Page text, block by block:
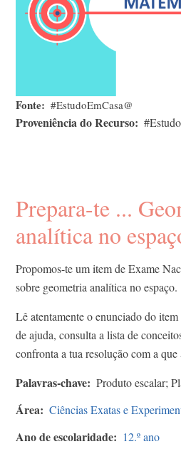
Fonte #EstudoEmCasa@
Proveniência do Recurso
Prepara-te ...
analítica no
Propomos-te um item de Exame
sobre geometria analítica no espaço.
Lê atentamente o enunciado do item
de ajuda, consulta a lista de
confronta a tua resolução com a
Palavras-chave Produto escalar;
Área Ciências Exatas e
Ano de escolaridade 12.º ano